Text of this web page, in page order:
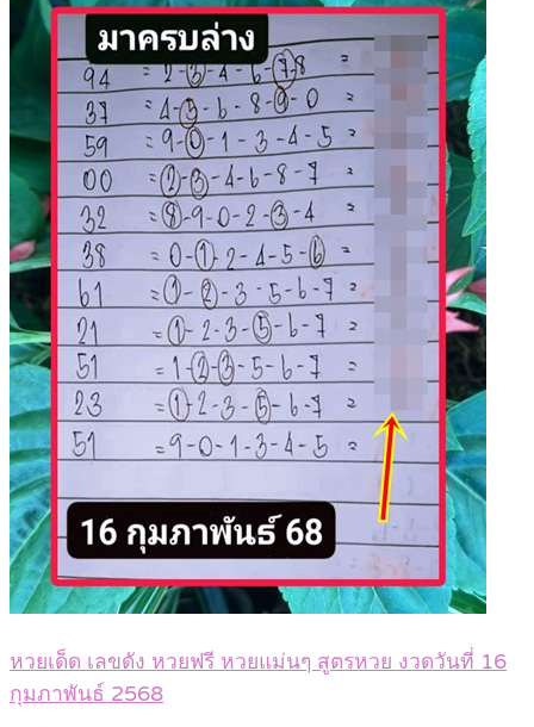
หวยเด็ด เลขดัง หวยฟรี หวยแม่นๆ สูตรหวย งวดวันที่ 16
กุมภาพันธ์ 2568